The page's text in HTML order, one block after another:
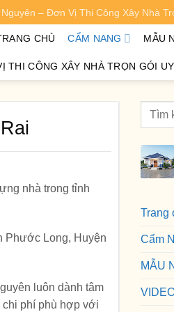
– Đơn Vị Thi Công Xây Nhà
CHỦ CẨM NANG MẪU
CÔNG XÂY NHÀ TRỌN GÓI
nhà trong tỉnh
Phước Long, Huyện
luôn dành tâm
chi phí phù hợp với
Trang
Cẩm
MẪU